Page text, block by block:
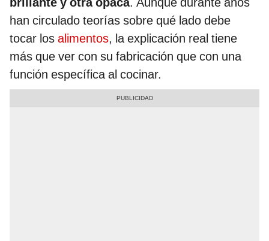
han circulado teorías sobre qué lado debe
tocar los alimentos, la explicación real tiene
más que ver con su fabricación que con una
función específica al cocinar.